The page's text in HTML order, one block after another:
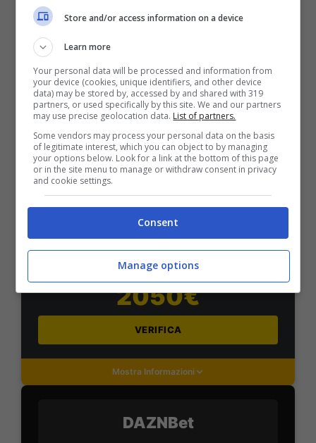
50% sul deposito fino a 50€
VERIFICA
Mostra Informazioni
PlanetWin365
BONUS PLANETWIN365: FINO A 2050€
Planetwin365: 2050€ per sport e scommesse
Sport
2050€
VERIFICA
Mostra Informazioni
DAZNBet
Store and/or access information on a device
Learn more
Your personal data will be processed and information from
your device (cookies, unique identifiers, and other device
data) may be stored by, accessed by and shared with 319
partners, or used specifically by this site. We and our partners
may use precise geolocation data. List of partners.
Some vendors may process your personal data on the basis
of legitimate interest, which you can object to by managing
your options below. Look for a link at the bottom of this page
or in the site menu to manage or withdraw consent in privacy
and cookie settings.
Consent
Manage options